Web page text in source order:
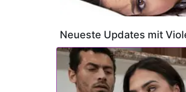
Neueste Updates mit